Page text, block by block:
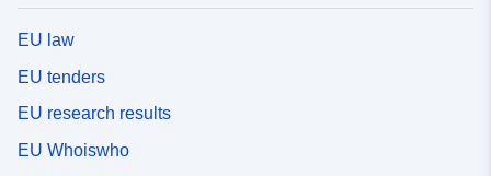
EU law
EU tenders
EU research results
EU Whoiswho